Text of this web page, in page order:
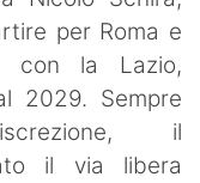
per Roma e
con la Lazio,
2029. Sempre
il
il via libera